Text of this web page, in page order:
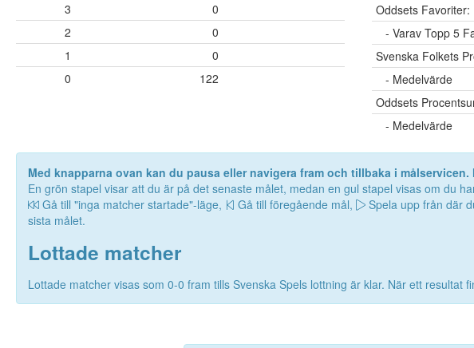
3
0
2
0
1
0
0
122
Oddsets Favoriter:
- Varav Topp 5
Svenska Folkets
- Medelvärde
Oddsets
- Medelvärde
Med knapparna ovan kan du pausa eller navigera fram och tillbaka i
En grön stapel visar att du är på det senaste målet, medan en gul stapel visas om du
Gå till "inga matcher startade"-läge,
Gå till föregående mål, Spela upp från där
sista målet.
Lottade matcher
Lottade matcher visas som 0-0 fram tills Svenska Spels lottning är klar. När ett